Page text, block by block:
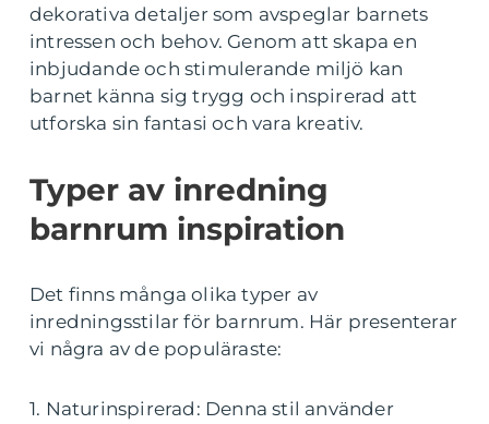
dekorativa detaljer som avspeglar barnets
intressen och behov. Genom att skapa en
inbjudande och stimulerande miljö kan
barnet känna sig trygg och inspirerad att
utforska sin fantasi och vara kreativ.
Typer av inredning
barnrum inspiration
Det finns många olika typer av
inredningsstilar för barnrum. Här presenterar
vi några av de populäraste:
1. Naturinspirerad: Denna stil använder